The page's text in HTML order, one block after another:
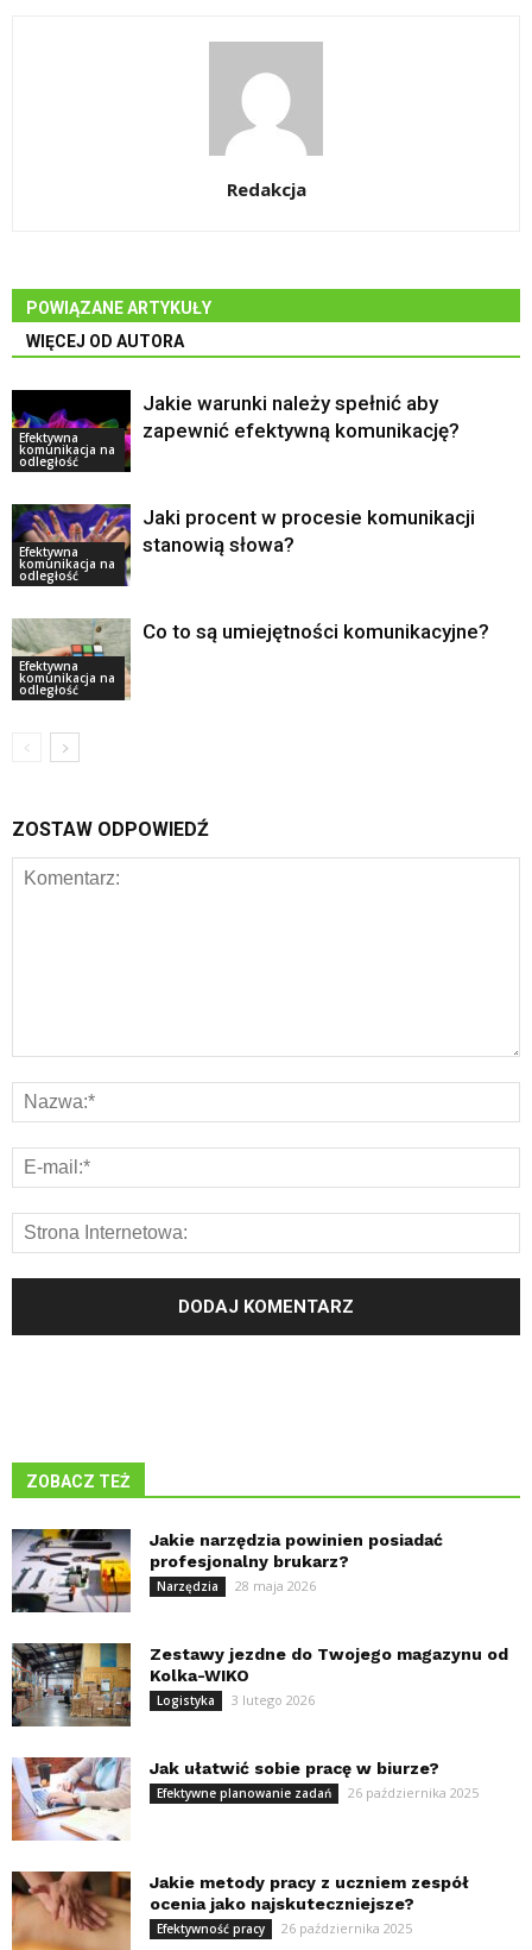
Redakcja
POWIĄZANE ARTYKUŁY
WIĘCEJ OD AUTORA
Efektywna
komunikacja na
odległość
Jakie warunki należy spełnić aby
zapewnić efektywną komunikację?
Efektywna
komunikacja na
odległość
Jaki procent w procesie komunikacji
stanowią słowa?
Efektywna
komunikacja na
odległość
Co to są umiejętności komunikacyjne?
ZOSTAW ODPOWIEDŹ
ZOBACZ TEŻ
Jakie narzędzia powinien posiadać
profesjonalny brukarz?
Narzędzia 28 maja 2026
Zestawy jezdne do Twojego magazynu od
Kolka-WIKO
Logistyka 3 lutego 2026
Jak ułatwić sobie pracę w biurze?
Efektywne planowanie zadań 26 października 2025
Jakie metody pracy z uczniem zespół
ocenia jako najskuteczniejsze?
Efektywność pracy 26 października 2025